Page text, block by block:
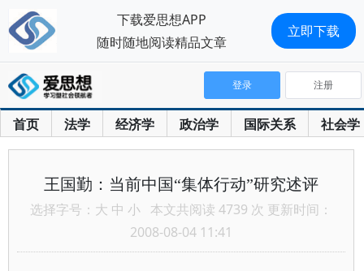
首页 法学 经济学 政治学 国际关系 社会学
登录 注册
王国勤：当前中国“集体行动”研究述评
选择字号： 大 中 小 本文共阅读 4739 次 更新时间：
2008-08-04 11:41
下载爱思想APP
随时随地阅读精品文章
立即下载